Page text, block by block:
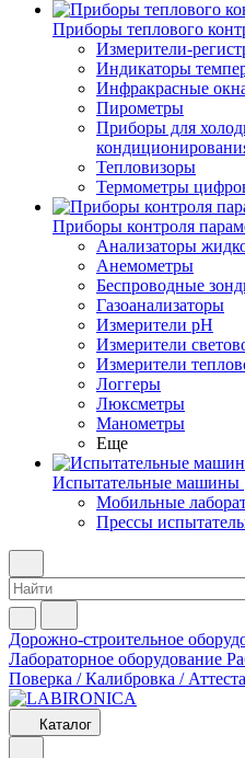
Приборы теплового
Измерители-
Индикаторы
Инфракрасные
Пирометры
Приборы для
Тепловизоры
Термометры
Приборы контроля
Анализаторы
Анемометры
Беспроводные
Газоанализаторы
Измерители pH
Измерители
Измерители
Логгеры
Люксметры
Манометры
Еще
Испытательные машины
Мобильные
Прессы
Дорожно-строительное
Лабораторное оборудование
Поверка / Калибровка /
Каталог